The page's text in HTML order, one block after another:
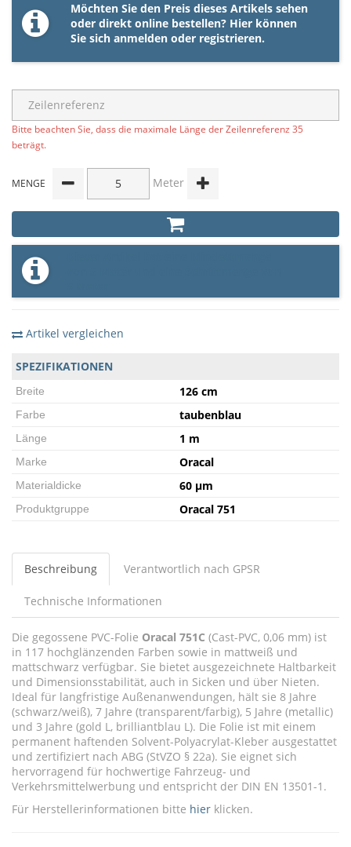
Möchten Sie den Preis dieses Artikels sehen
oder direkt online bestellen? Hier können
Sie sich anmelden oder registrieren.
Bitte beachten Sie, dass die maximale Länge der Zeilenreferenz 35
beträgt.
MENGE Meter
Artikel vergleichen
SPEZIFIKATIONEN
Breite 126 cm
Farbe taubenblau
Länge 1 m
Marke Oracal
Materialdicke 60 µm
Produktgruppe Oracal 751
Beschreibung Verantwortlich nach GPSR
Technische Informationen
Die gegossene PVC-Folie Oracal 751C (Cast-PVC, 0,06 mm) ist
in 117 hochglänzenden Farben sowie in mattweiß und
mattschwarz verfügbar. Sie bietet ausgezeichnete Haltbarkeit
und Dimensionsstabilität, auch in Sicken und über Nieten.
Ideal für langfristige Außenanwendungen, hält sie 8 Jahre
(schwarz/weiß), 7 Jahre (transparent/farbig), 5 Jahre (metallic)
und 3 Jahre (gold L, brilliantblau L). Die Folie ist mit einem
permanent haftenden Solvent-Polyacrylat-Kleber ausgestattet
und zertifiziert nach ABG (StVZO § 22a). Sie eignet sich
hervorragend für hochwertige Fahrzeug- und
Verkehrsmittelwerbung und entspricht der DIN EN 13501-1.
Für Herstellerinformationen bitte hier klicken.